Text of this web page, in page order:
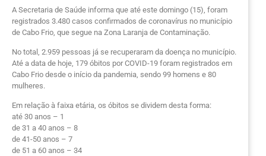
A Secretaria de Saúde informa que até este domingo (15), foram
registrados 3.480 casos confirmados de coronavírus no município
de Cabo Frio, que segue na Zona Laranja de Contaminação.
No total, 2.959 pessoas já se recuperaram da doença no município.
Até a data de hoje, 179 óbitos por COVID-19 foram registrados em
Cabo Frio desde o início da pandemia, sendo 99 homens e 80
mulheres.
Em relação à faixa etária, os óbitos se dividem desta forma:
até 30 anos – 1
de 31 a 40 anos – 8
de 41-50 anos – 7
de 51 a 60 anos – 34